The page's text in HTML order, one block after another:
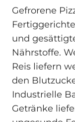
Gefrorene
und
Nährstoffe.
Reis liefern
den
Industrielle
Getränke